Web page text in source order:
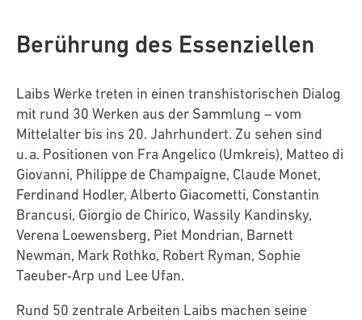
Berührung des Essenziellen
Laibs Werke treten in einen transhistorischen Dialog
mit rund 30 Werken aus der Sammlung – vom
Mittelalter bis ins 20. Jahrhundert. Zu sehen sind
u. a. Positionen von Fra Angelico (Umkreis), Matteo di
Giovanni, Philippe de Champaigne, Claude Monet,
Ferdinand Hodler, Alberto Giacometti, Constantin
Brancusi, Giorgio de Chirico, Wassily Kandinsky,
Verena Loewensberg, Piet Mondrian, Barnett
Newman, Mark Rothko, Robert Ryman, Sophie
Taeuber‑Arp und Lee Ufan.
Rund 50 zentrale Arbeiten Laibs machen seine